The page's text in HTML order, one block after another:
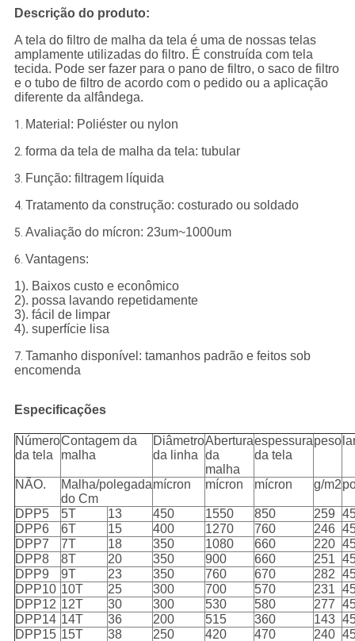
Descrição do produto:
A tela do filtro de malha da tela é uma de nossas telas
amplamente utilizadas do filtro. É construída com tela
tecida. Pode ser fazer para o pano de filtro, o saco de filtro
e o tubo de filtro de acordo com o pedido ou a aplicação
diferente da alfândega.
1. Material: Poliéster ou nylon
2. forma da tela de malha da tela: tubular
3. Função: filtragem líquida
4. Tratamento da construção: costurado ou soldado
5. Avaliação do mícron: 23um~1000um
6. Vantagens:
1). Baixos custo e econômico
2). possa lavando repetidamente
3). fácil de limpar
4). superfície lisa
7. Tamanho disponível: tamanhos padrão e feitos sob
encomenda
Especificações
Número
da tela
Contagem da
malha
Diâmetro
da linha
Abertura
da
malha
espessura
da tela
peso
NÃO.
Malha/polegada
do Cm
mícron mícron mícron g/m2
DPP5 5T 13 450 1550 850 259
DPP6
6T 15 400 1270 760 246
DPP7
7T 18 350 1080 660 220
DPP8
8T 20 350 900 660 251
DPP9
9T 23 350 760 670 282
DPP10 10T 25 300 700 570 231
DPP12 12T 30 300 530 580 277
DPP14 14T 36 200 515 360 143
DPP15 15T 38 250 420 470 240